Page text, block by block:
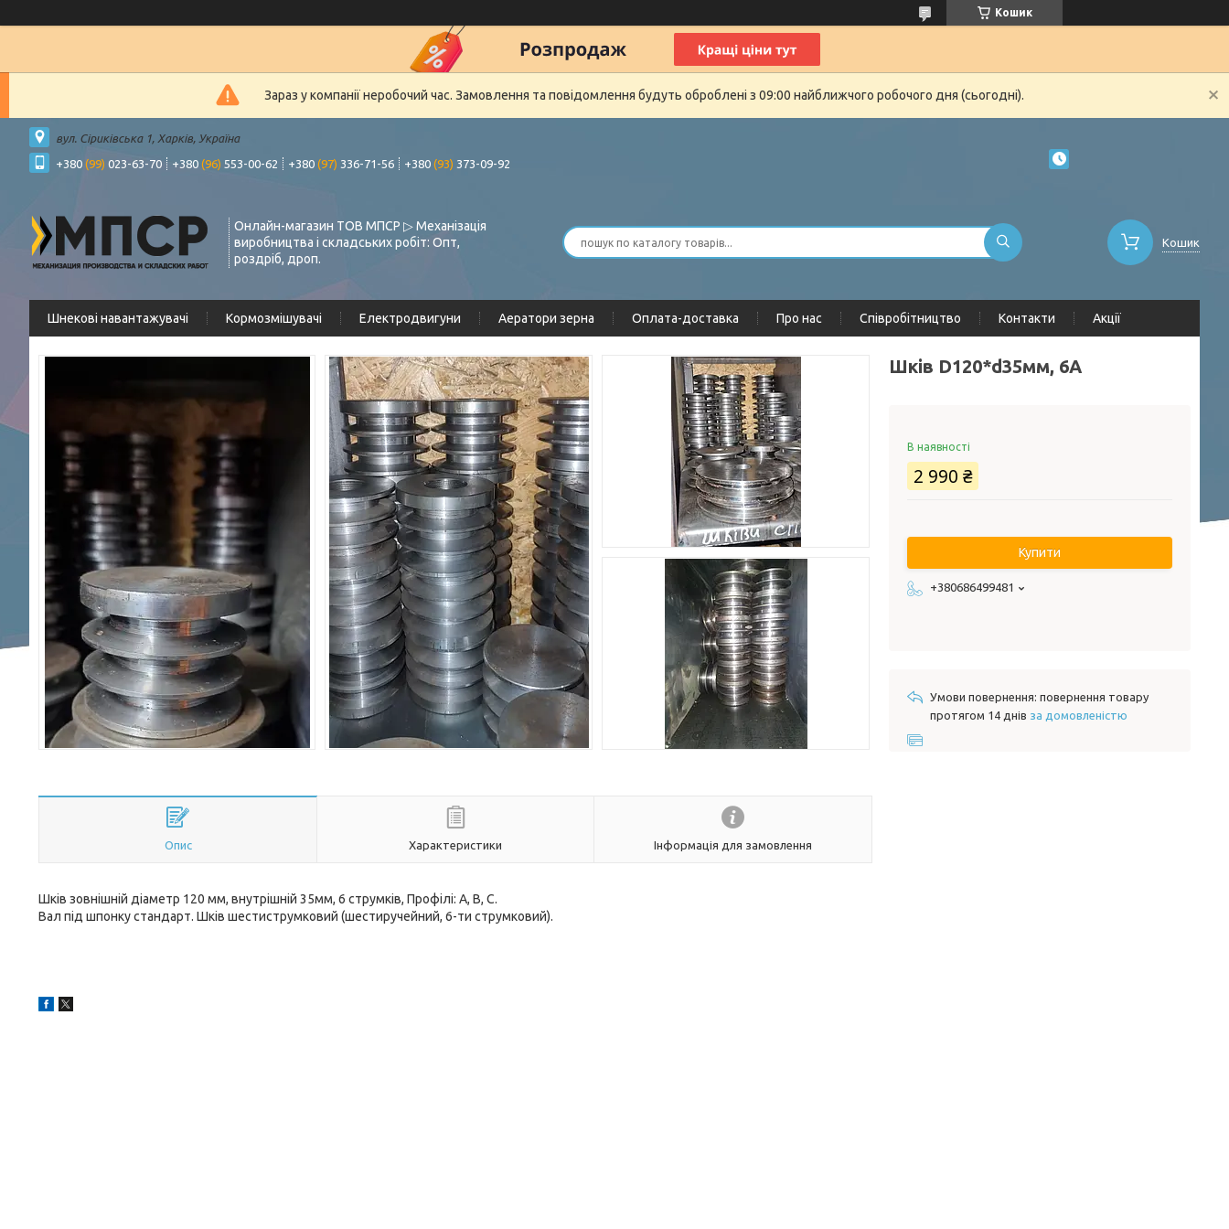
Кошик
Зараз у компанії неробочий час. Замовлення та повідомлення будуть оброблені з 09:00 найближчого робочого дня (сьогодні).
вул. Сіриківська 1, Харків, Україна
+380 (99) 023-63-70 +380 (96) 553-00-62 +380 (97) 336-71-56 +380 (93) 373-09-92
Онлайн-магазин ТОВ МПСР ▷ Механізація
виробництва і складських робіт: Опт,
роздріб, дроп.
Кошик
Шнекові навантажувачі Кормозмішувачі Електродвигуни Аератори зерна Оплата-доставка Про нас Співробітництво Контакти Акції
Опис Характеристики Інформація для замовлення
Шків зовнішній діаметр 120 мм, внутрішній 35мм, 6 струмків, Профілі: А, В, С.
Вал під шпонку стандарт. Шків шестиструмковий (шестиручейний, 6-ти струмковий).
Шків D120*d35мм, 6А
В наявності
2 990 ₴
Купити
+380686499481
повернення товару
протягом 14 днів за домовленістю